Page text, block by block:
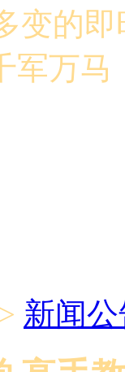
变的
军万
> 新闻